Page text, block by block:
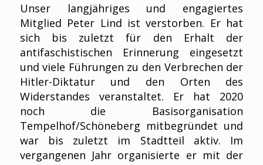
Unser langjähriges und engagiertes
Mitglied Peter Lind ist verstorben. Er hat
sich bis zuletzt für den Erhalt der
antifaschistischen Erinnerung eingesetzt
und viele Führungen zu den Verbrechen der
Hitler-Diktatur und den Orten des
Widerstandes veranstaltet. Er hat 2020
noch die Basisorganisation
Tempelhof/Schöneberg mitbegründet und
war bis zuletzt im Stadtteil aktiv. Im
vergangenen Jahr organisierte er mit der